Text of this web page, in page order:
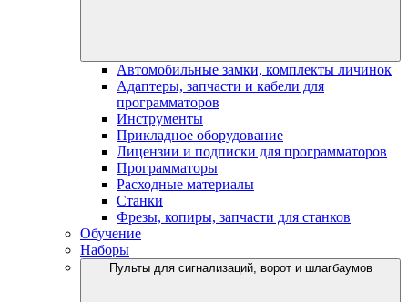
Автомобильные замки, комплекты личинок
Адаптеры, запчасти и кабели для
программаторов
Инструменты
Прикладное оборудование
Лицензии и подписки для программаторов
Программаторы
Расходные материалы
Станки
Фрезы, копиры, запчасти для станков
Обучение
Наборы
Пульты для сигнализаций, ворот и шлагбаумов